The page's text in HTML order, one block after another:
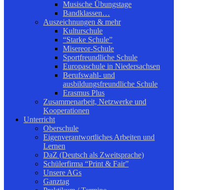
Musische Übungstage
Bandklassen…
Auszeichnungen & mehr
Kulturschule
“Starke Schule”
Misereor-Schule
Sportfreundliche Schule
Europaschule in Niedersachsen
Berufswahl- und
ausbildungsfreundliche Schule
Erasmus Plus
Zusammenarbeit, Netzwerke und
Kooperationen
Unterricht
Oberschule
Eigenverantwortliches Arbeiten und
Lernen
DaZ (Deutsch als Zweitsprache)
Schülerfirma “Print & Fair”
Unsere AGs
Ganztag